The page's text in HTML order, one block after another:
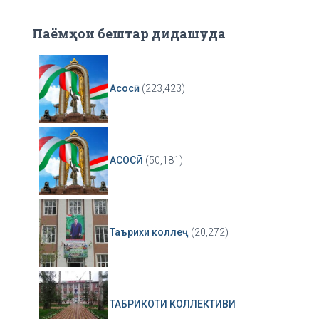
Паёмҳои бештар дидашуда
Асосӣ (223,423)
АСОСӢ (50,181)
Таърихи коллеҷ (20,272)
ТАБРИКОТИ КОЛЛЕКТИВИ